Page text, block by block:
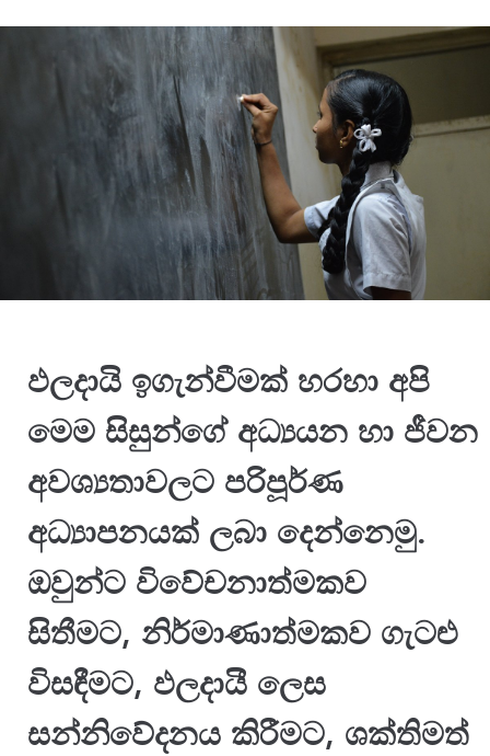
ඵලදායි ඉගැන්වීමක් හරහා අපි
මෙම සිසුන්ගේ අධ්‍යයන හා ජීවන
අවශ්‍යතාවලට පරිපූර්ණ
අධ්‍යාපනයක් ලබා දෙන්නෙමු.
ඔවුන්ට විවේචනාත්මකව
සිතීමට, නිර්මාණාත්මකව ගැටළු
විසඳීමට, ඵලදායී ලෙස
සන්නිවේදනය කිරීමට, ශක්තිමත්